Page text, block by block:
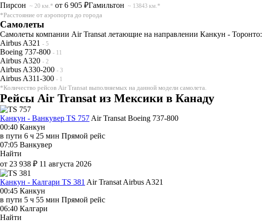
Пирсон ~ 20 км.* от 6 905 ₽Гамильтон ~ 13843 км.*
*Расстояние от аэропорта до города
Самолеты
Самолеты компании Air Transat летающие на направлении Канкун - Торонто:
Airbus A321 - 5
Boeing 737-800 - 11
Airbus A320 - 2
Airbus A330-200 - 3
Airbus A311-300 - 1
*Количество рейсов Air Transat выполняемых на данной модели самолета.
Рейсы Air Transat из Мексики в Канаду
Канкун - Ванкувер TS 757 Air Transat Boeing 737-800
00:40 Канкун
в пути 6 ч 25 мин Прямой рейс
07:05 Ванкувер
Найти
от 23 938 ₽ 11 августа 2026
Канкун - Калгари TS 381 Air Transat Airbus A321
00:45 Канкун
в пути 5 ч 55 мин Прямой рейс
06:40 Калгари
Найти